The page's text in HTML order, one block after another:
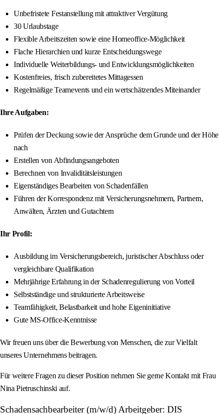
Unbefristete Festanstellung mit attraktiver Vergütung
30 Urlaubstage
Flexible Arbeitszeiten sowie eine Homeoffice-Möglichkeit
Flache Hierarchien und kurze Entscheidungswege
Individuelle Weiterbildungs- und Entwicklungsmöglichkeiten
Kostenfreies, frisch zubereitetes Mittagessen
Regelmäßige Teamevents und ein wertschätzendes Miteinander
Ihre Aufgaben:
Prüfen der Deckung sowie der Ansprüche dem Grunde und der Höhe
nach
Erstellen von Abfindungsangeboten
Berechnen von Invaliditätsleistungen
Eigenständiges Bearbeiten von Schadenfällen
Führen der Korrespondenz mit Versicherungsnehmern, Partnern,
Anwälten, Ärzten und Gutachtern
Ihr Profil:
Ausbildung im Versicherungsbereich, juristischer Abschluss oder
vergleichbare Qualifikation
Mehrjährige Erfahrung in der Schadenregulierung von Vorteil
Selbstständige und strukturierte Arbeitsweise
Teamfähigkeit, Belastbarkeit und hohe Eigeninitiative
Gute MS-Office-Kenntnisse
Wir freuen uns über die Bewerbung von Menschen, die zur Vielfalt
unseres Unternehmens beitragen.
Für weitere Fragen zu dieser Position nehmen Sie gerne Kontakt mit Frau
Nina Pietruschinski auf.
Schadensachbearbeiter (m/w/d) Arbeitgeber: DIS